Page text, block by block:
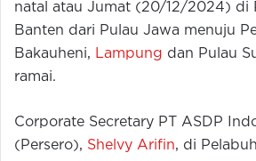
natal atau Jumat (20/12/2024) di
Banten dari Pulau Jawa menuju
Bakauheni, Lampung dan Pulau
ramai.
Corporate Secretary PT ASDP
(Persero), Shelvy Arifin, di